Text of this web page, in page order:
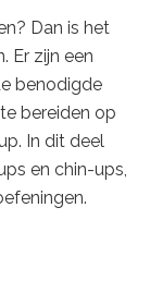
Dan is het
Er zijn een
benodigde
bereiden op
In dit deel
en chin-ups,